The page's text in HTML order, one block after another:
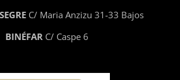
C/ Maria Anzizu 31-33 Bajos
BINÉFAR C/ Caspe 6